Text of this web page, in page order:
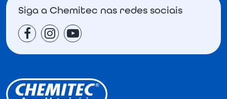
Siga a Chemitec nas redes sociais